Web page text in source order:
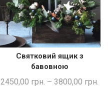
ШВИДКА ПОКУПКА
Святковий ящик з
бавовною
2450,00 грн. – 3800,00 грн.